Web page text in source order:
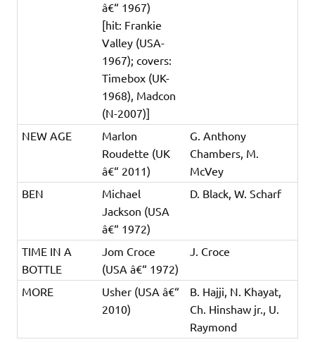
â€“ 1967)
[hit: Frankie
Valley (USA-
1967); covers:
Timebox (UK-
1968), Madcon
(N-2007)]
NEW AGE
Marlon
Roudette (UK
â€“ 2011)
G. Anthony
Chambers, M.
McVey
BEN
Michael
Jackson (USA
â€“ 1972)
D. Black, W. Scharf
TIME IN A
BOTTLE
Jom Croce
(USA â€“ 1972)
J. Croce
MORE
Usher (USA â€“
2010)
B. Hajji, N. Khayat,
Ch. Hinshaw jr., U.
Raymond